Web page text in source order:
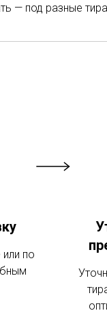
— под разные
по